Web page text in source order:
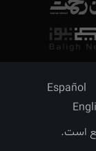
Español
است.